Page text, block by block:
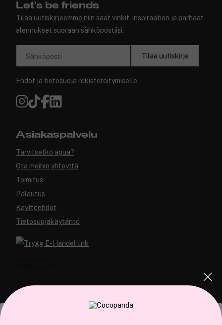
Let's be friends
Tilaa uutiskirjeemme niin saat vinkit, inspiraation ja parhaat
alennukset suoraan sähköpostiisi.
Sähköposti Tilaa uutiskirje
Ehdot ja tietosuoja rekisteröitymiselle
Asiakaspalvelu
Tarvitsetko apua?
Ota meihin yhteyttä
Toimitus
Palautus
Käyttöehdot
Tietosuojakäytäntö